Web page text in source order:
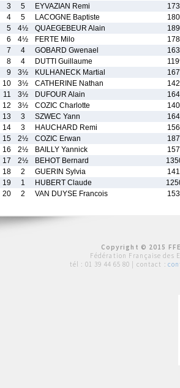
3
5 EYVAZIAN Remi
4
5 LACOGNE Baptiste
5
4½ QUAEGEBEUR Alain
6
4½ FERTE Milo
7
4 GOBARD Gwenael
8
4 DUTTI Guillaume
9
3½ KULHANECK Martial
10
3½ CATHERINE Nathan
11
3½ DUFOUR Alain
12
3½ COZIC Charlotte
13
3 SZWEC Yann
14
3 HAUCHARD Remi
15
2½ COZIC Erwan
16
2½ BAILLY Yannick
17
2½ BEHOT Bernard
18
2 GUERIN Sylvia
19
1 HUBERT Claude
20
2 VAN DUYSE Francois
Copyright © 2015
Fédération Française des
tél : 01 39 44 65 80 | contact :